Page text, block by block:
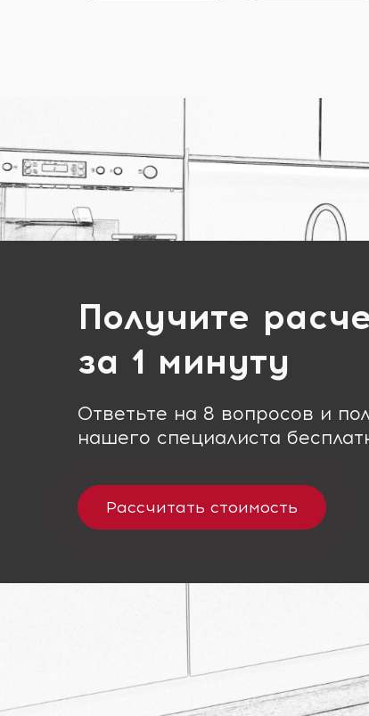
Получите
за 1 минуту
Ответьте на 8 вопросов и
нашего специалиста
Рассчитать стоимость